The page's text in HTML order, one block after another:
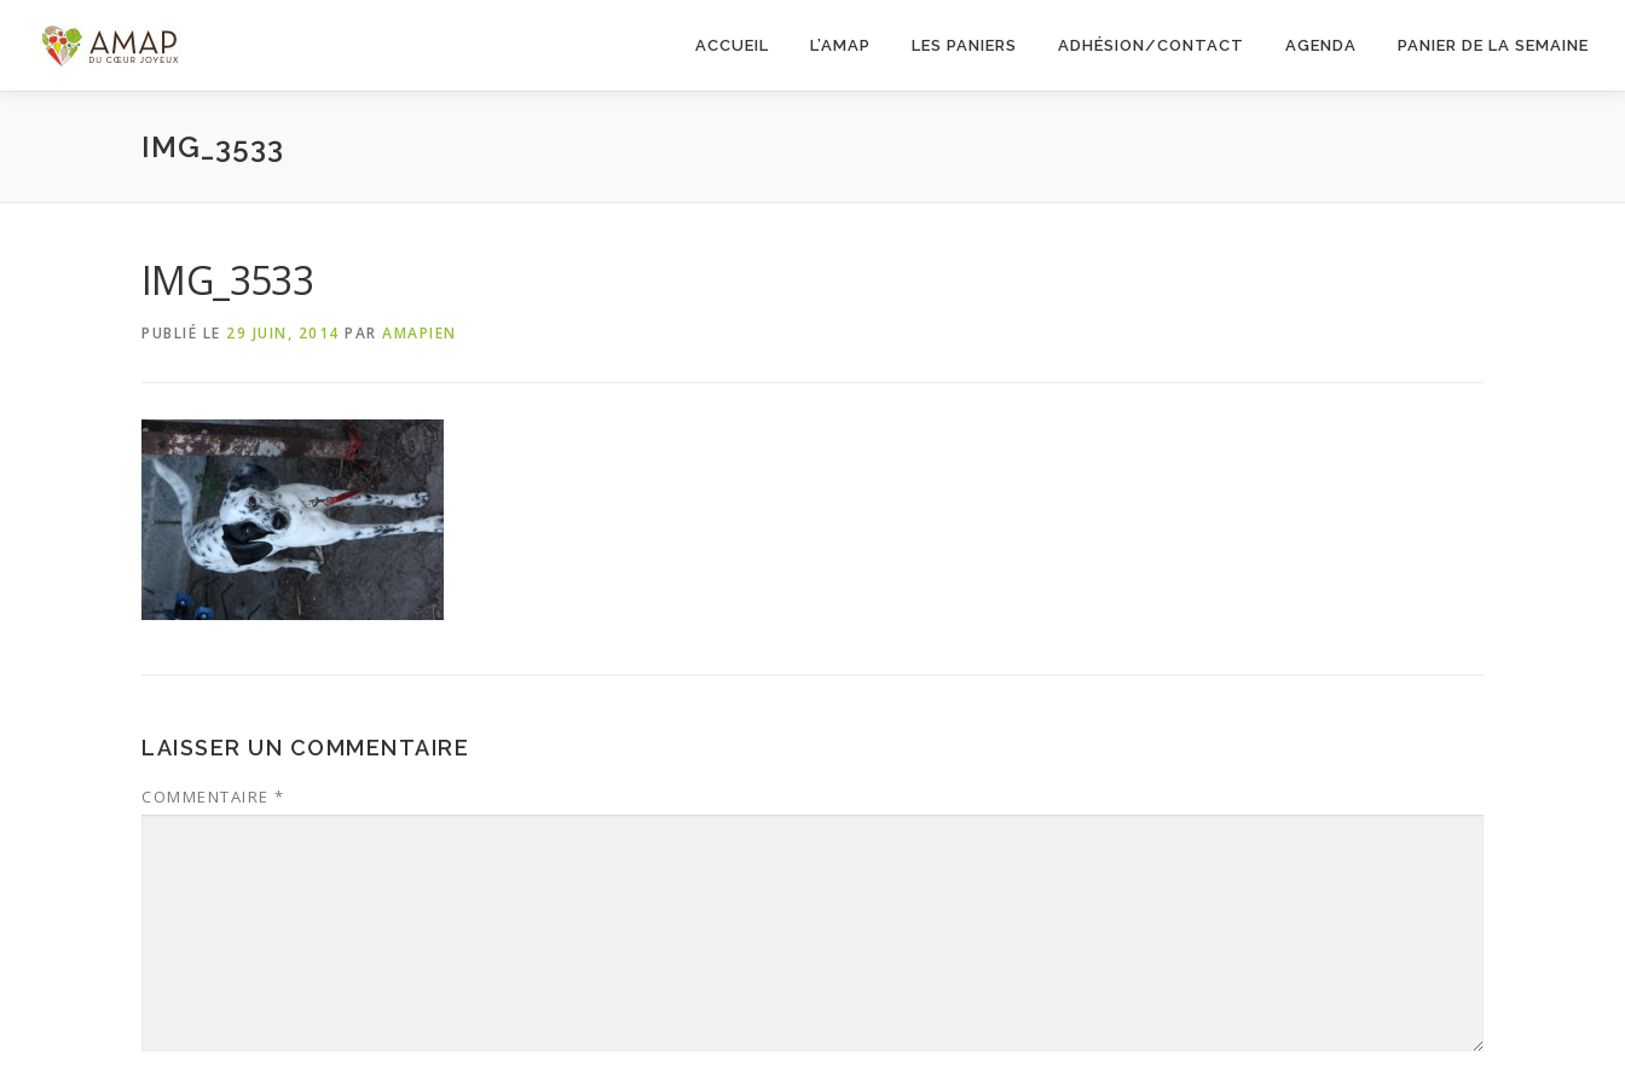
contenu
ACCUEIL L’AMAP LES PANIERS ADHÉSION/CONTACT AGENDA PANIER DE LA SEMAINE
IMG_3533
IMG_3533
PUBLIÉ LE 29 JUIN, 2014 PAR AMAPIEN
LAISSER UN COMMENTAIRE
COMMENTAIRE *